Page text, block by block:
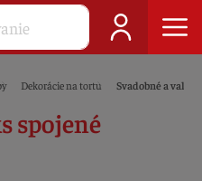
Dekorácie na tortu Svadobné a
spojené